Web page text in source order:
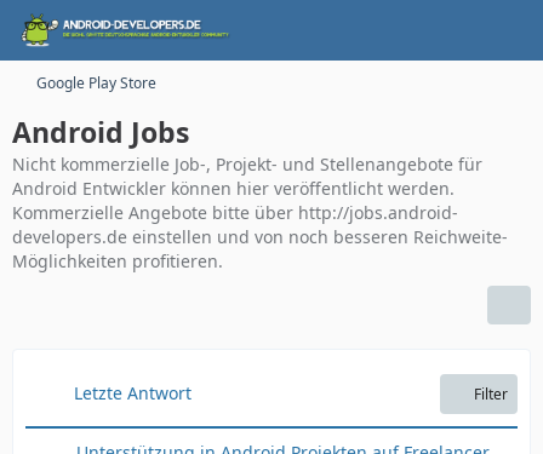
Google Play Store
Android Jobs
Nicht kommerzielle Job-, Projekt- und Stellenangebote für
Android Entwickler können hier veröffentlicht werden.
Kommerzielle Angebote bitte über http://jobs.android-
developers.de einstellen und von noch besseren Reichweite-
Möglichkeiten profitieren.
Letzte Antwort Filter